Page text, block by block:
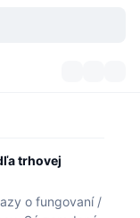
trhovej
o fungovaní /